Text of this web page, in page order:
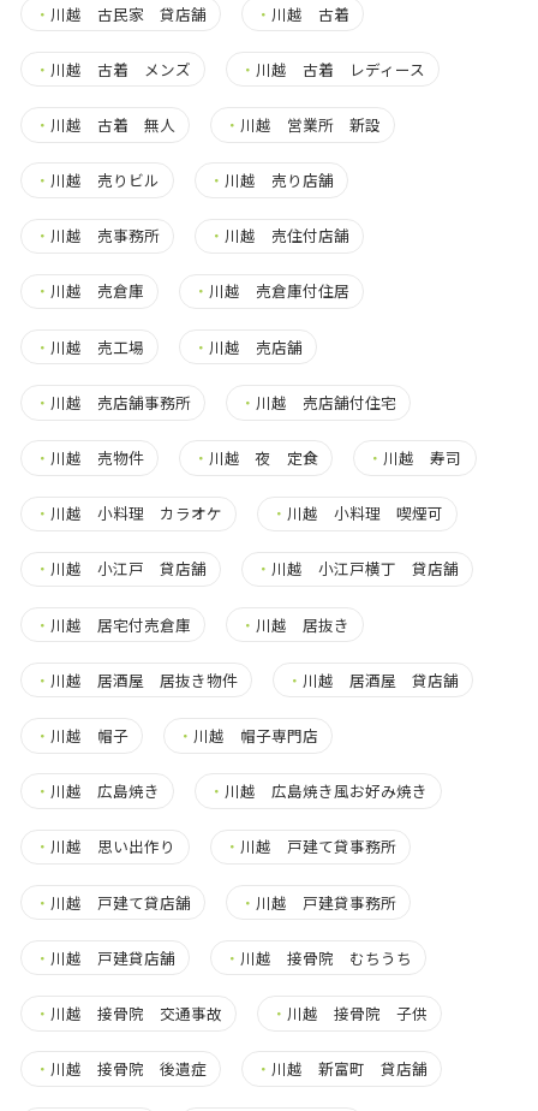
・ 川越 古民家 貸店舗 ・ 川越 古着
・ 川越 古着 メンズ ・ 川越 古着 レディース
・ 川越 古着 無人 ・ 川越 営業所 新設
・ 川越 売りビル ・ 川越 売り店舗
・ 川越 売事務所 ・ 川越 売住付店舗
・ 川越 売倉庫 ・ 川越 売倉庫付住居
・ 川越 売工場 ・ 川越 売店舗
・ 川越 売店舗事務所 ・ 川越 売店舗付住宅
・ 川越 売物件 ・ 川越 夜 定食 ・ 川越 寿司
・ 川越 小料理 カラオケ ・ 川越 小料理 喫煙可
・ 川越 小江戸 貸店舗 ・ 川越 小江戸横丁 貸店舗
・ 川越 居宅付売倉庫 ・ 川越 居抜き
・ 川越 居酒屋 居抜き物件 ・ 川越 居酒屋 貸店舗
・ 川越 帽子 ・ 川越 帽子専門店
・ 川越 広島焼き ・ 川越 広島焼き風お好み焼き
・ 川越 思い出作り ・ 川越 戸建て貸事務所
・ 川越 戸建て貸店舗 ・ 川越 戸建貸事務所
・ 川越 戸建貸店舗 ・ 川越 接骨院 むちうち
・ 川越 接骨院 交通事故 ・ 川越 接骨院 子供
・ 川越 接骨院 後遺症 ・ 川越 新富町 貸店舗